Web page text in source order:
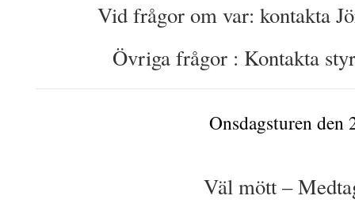
Vid frågor om var: kontakta
Övriga frågor : Kontakta
Onsdagsturen den
Väl mött –